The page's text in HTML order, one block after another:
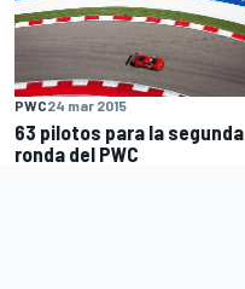
PWC24 mar 2015
63 pilotos para la segunda
ronda del PWC